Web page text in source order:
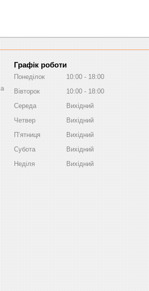
Графік роботи
Понеділок 10:00
18:00
Вівторок
10:00
18:00
Середа
Вихідний
Четвер
Вихідний
Пʼятниця
Вихідний
Субота
Вихідний
Неділя
Вихідний